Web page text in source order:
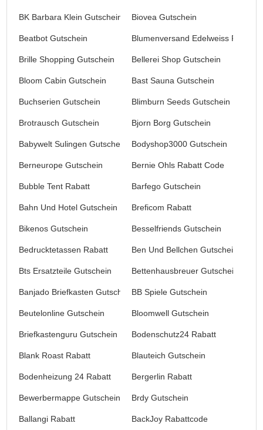
BK Barbara Klein Gutschein Biovea Gutschein
Beatbot Gutschein Blumenversand Edelweiss Rabatt
Brille Shopping Gutschein Bellerei Shop Gutschein
Bloom Cabin Gutschein Bast Sauna Gutschein
Buchserien Gutschein Blimburn Seeds Gutschein
Brotrausch Gutschein Bjorn Borg Gutschein
Babywelt Sulingen Gutschein Bodyshop3000 Gutschein
Berneurope Gutschein Bernie Ohls Rabatt Code
Bubble Tent Rabatt Barfego Gutschein
Bahn Und Hotel Gutschein Breficom Rabatt
Bikenos Gutschein Besselfriends Gutschein
Bedrucktetassen Rabatt Ben Und Bellchen Gutschein
Bts Ersatzteile Gutschein Bettenhausbreuer Gutschein
Banjado Briefkasten GutscheinBB Spiele Gutschein
Beutelonline Gutschein Bloomwell Gutschein
Briefkastenguru Gutschein Bodenschutz24 Rabatt
Blank Roast Rabatt Blauteich Gutschein
Bodenheizung 24 Rabatt Bergerlin Rabatt
Bewerbermappe Gutschein Brdy Gutschein
Ballangi Rabatt BackJoy Rabattcode